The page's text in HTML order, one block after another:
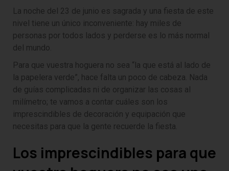
La noche del 23 de junio es sagrada y una fiesta de este
nivel tiene un único inconveniente: hay miles de
personas por todos lados y perderse es lo más normal
del mundo.
Para que vuestra hoguera no sea “la que está al lado de
la papelera verde”, hace falta un poco de cabeza. Nada
de guías complicadas ni de organizar las cosas al
milímetro; te vamos a contar cuáles son los
imprescindibles de decoración y equipación que
necesitas para que la gente recuerde la fiesta.
Los imprescindibles para que